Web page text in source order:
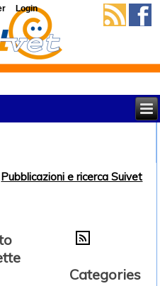
Pubblicazioni e ricerca Suivet
Categories
Login